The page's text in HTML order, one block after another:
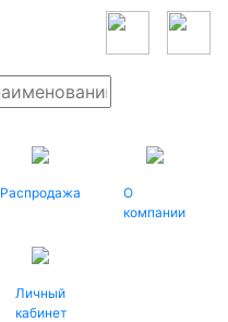
Распродажа
О
компании
Личный
кабинет